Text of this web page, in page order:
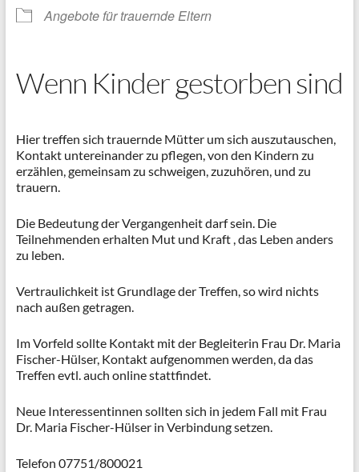
Angebote für trauernde Eltern
Wenn Kinder gestorben sind
Hier treffen sich trauernde Mütter um sich auszutauschen,
Kontakt untereinander zu pflegen, von den Kindern zu
erzählen, gemeinsam zu schweigen, zuzuhören, und zu
trauern.
Die Bedeutung der Vergangenheit darf sein. Die
Teilnehmenden erhalten Mut und Kraft , das Leben anders
zu leben.
Vertraulichkeit ist Grundlage der Treffen, so wird nichts
nach außen getragen.
Im Vorfeld sollte Kontakt mit der Begleiterin Frau Dr. Maria
Fischer-Hülser, Kontakt aufgenommen werden, da das
Treffen evtl. auch online stattfindet.
Neue Interessentinnen sollten sich in jedem Fall mit Frau
Dr. Maria Fischer-Hülser in Verbindung setzen.
Telefon 07751/800021